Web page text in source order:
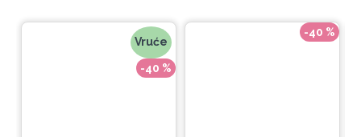
Vruće
-40 %
-40 %